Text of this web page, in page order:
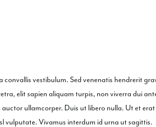
vestibulum. Sed venenatis hendrerit
elit sapien aliquam turpis, non viverra dui
ullamcorper. Duis ut libero nulla. Ut et erat
vulputate. Vivamus interdum id urna ut sagittis.